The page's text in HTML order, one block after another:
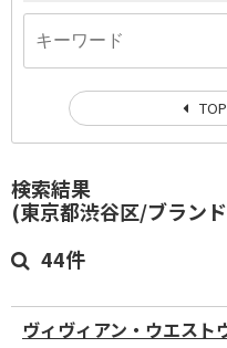
検索結果
(東京都渋谷区/ブラン
44件
ヴィヴィアン・ウエスト